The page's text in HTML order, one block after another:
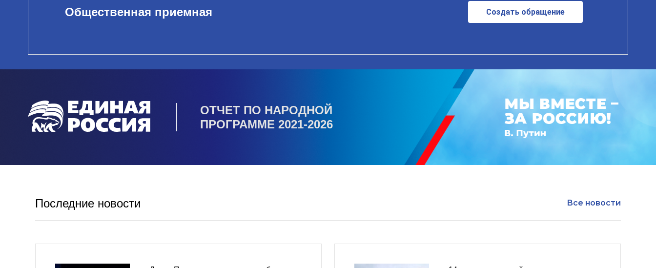
Общественная приемная Создать обращение
ОТЧЕТ ПО НАРОДНОЙ
ПРОГРАММЕ 2021-2026
Последние новости Все новости